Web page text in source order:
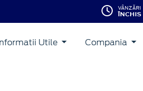
VÂNZĂRI
ÎNCHIS
Utile Compania